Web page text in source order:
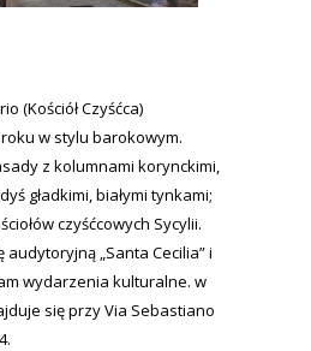
(Kościół Czyśćca)
w stylu barokowym.
z kolumnami korynckimi,
gładkimi, białymi tynkami;
czyśćcowych Sycylii.
audytoryjną „Santa Cecilia” i
wydarzenia kulturalne. w
się przy Via Sebastiano